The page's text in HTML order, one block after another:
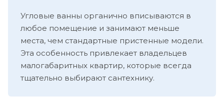
Угловые ванны органично вписываются в
любое помещение и занимают меньше
места, чем стандартные пристенные модели.
Эта особенность привлекает владельцев
малогабаритных квартир, которые всегда
тщательно выбирают сантехнику.